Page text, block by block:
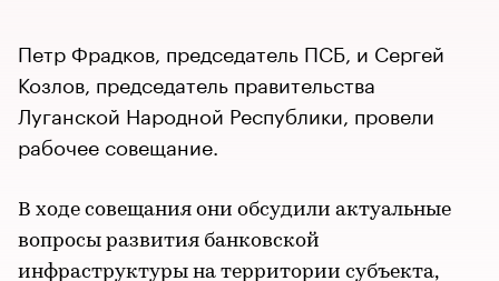
Петр Фрадков, председатель ПСБ, и Сергей
Козлов, председатель правительства
Луганской Народной Республики, провели
рабочее совещание.
В ходе совещания они обсудили актуальные
вопросы развития банковской
инфраструктуры на территории субъекта,